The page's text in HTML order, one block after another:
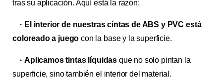
tras su aplicación. Aquí está la razón:
· El interior de nuestras cintas de ABS y PVC está
coloreado a juego con la base y la superficie.
· Aplicamos tintas líquidas que no solo pintan la
superficie, sino también el interior del material.